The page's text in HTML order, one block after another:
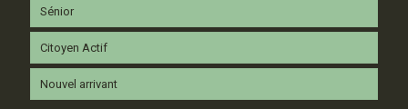
Sénior
Citoyen Actif
Nouvel arrivant